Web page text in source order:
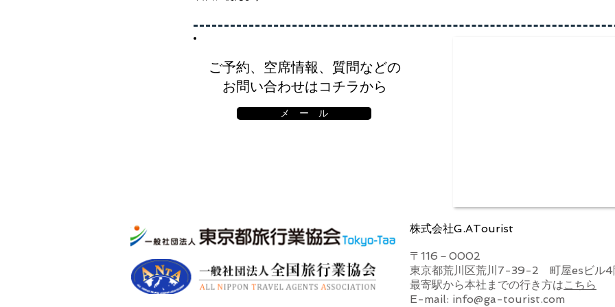
ご予約、空席情報、 質問などの
お問い合わせはコチラから
メ ー ル
株式会社G.ATourist
〒116－0002
東京都荒川区荒川7-39-2 町屋esビル4
​最寄駅から本社までの行き方はこちら
E-mail: info@ga-tourist.com